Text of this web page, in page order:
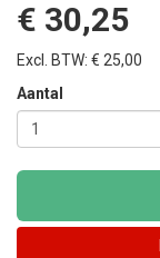
€ 30,25
Excl. BTW: € 25,00
Aantal